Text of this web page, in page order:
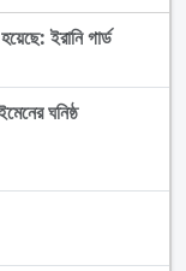
ইরানি গার্ড
ঘনিষ্ঠ